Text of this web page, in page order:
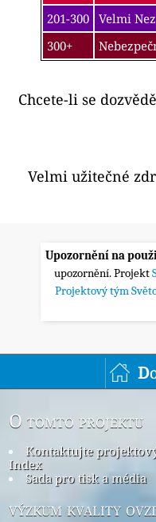
201-300 Velmi
300+
Chcete-li se
Velmi užitečné
Upozornění na
upozornění. Projekt
Projektový tým
O tomto projektu
Kontaktujte
Index
Sada pro tisk a média
výzkum kvality